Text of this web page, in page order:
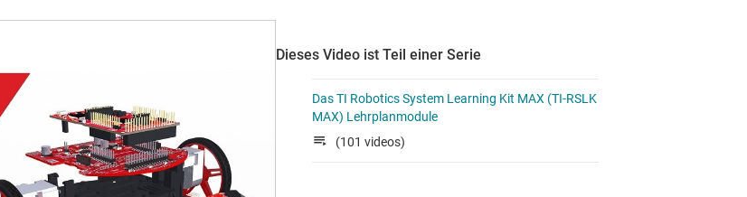
Dieses Video ist Teil einer Serie
Das TI Robotics System Learning Kit MAX (TI-RSLK
MAX) Lehrplanmodule
(101 videos)